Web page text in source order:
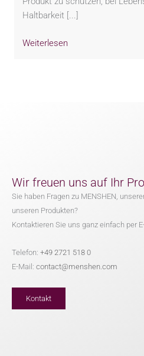
Haltbarkeit [...]
Weiterlesen
Wir freuen uns auf Ihr
Sie haben Fragen zu MENSHEN,
unseren Produkten?
Kontaktieren Sie uns ganz einfach per
Telefon: +49 2721 518 0
E-Mail: contact@menshen.com
Kontakt